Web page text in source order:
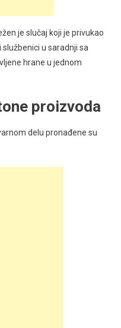
je slučaj koji je privukao
u saradnji sa
hrane u jednom
proizvoda
delu pronađene su